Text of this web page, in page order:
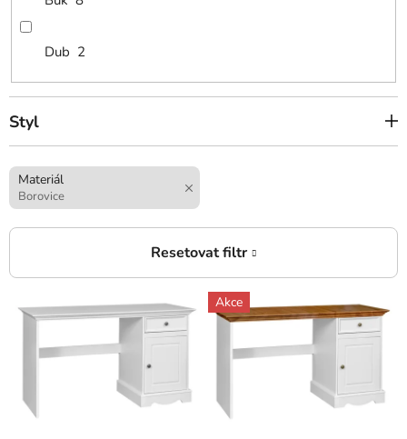
Dub 2
Styl
Materiál
Borovice
Akce